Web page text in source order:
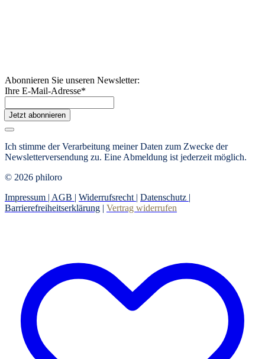
Abonnieren Sie unseren Newsletter:
Ihre E-Mail-Adresse*
Jetzt abonnieren
Ich stimme der Verarbeitung meiner Daten zum Zwecke der
Newsletterversendung zu. Eine Abmeldung ist jederzeit möglich.
© 2026 philoro
Impressum | AGB | Widerrufsrecht | Datenschutz |
Barrierefreiheitserklärung | Vertrag widerrufen